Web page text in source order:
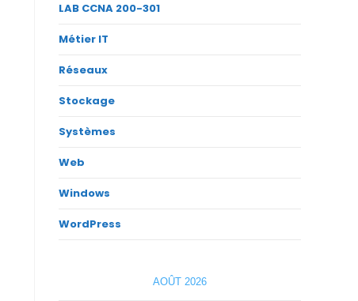
LAB CCNA 200-301
Métier IT
Réseaux
Stockage
Systèmes
Web
Windows
WordPress
AOÛT 2026